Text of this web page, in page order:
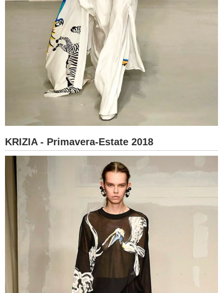
KRIZIA - Primavera-Estate 2018